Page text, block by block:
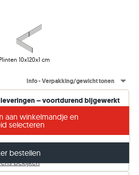
Plinten 10x120x1 cm
Info - Verpakking/gewicht tonen
leveringen – voortdurend bijgewerkt
tot 74,52 m² (uit voorraad)
m² (af fabriek)
vanaf €5000
incl. 21% btw.
bekijken
aan winkelmandje en
selecteren
bestellen